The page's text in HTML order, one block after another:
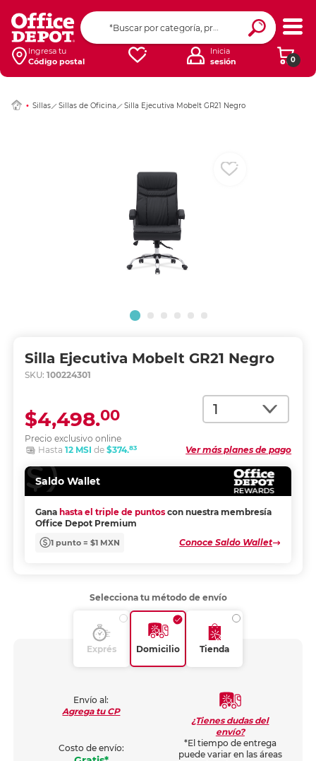
Ingresa tu
Código postal
0
Inicia
sesión
Sillas Sillas de Oficina Silla Ejecutiva Mobelt GR21 Negro
Silla Ejecutiva Mobelt GR21 Negro
SKU: 100224301
Cantidad
Precio exclusivo online
$4,498.00
Ver más planes de pago
Hasta 12 MSI de $374.83
Saldo Wallet
Gana hasta el triple de puntos con nuestra membresía
Office Depot Premium
1 punto = $1 MXN Conoce Saldo Wallet
Ingresar Codigo
Selecciona tu método de envío
Exprés Domicilio Tienda
Envío al:
Agrega tu CP
Costo de envío:
¿Tienes dudas del
envío?
*El tiempo de entrega
puede variar en las áreas